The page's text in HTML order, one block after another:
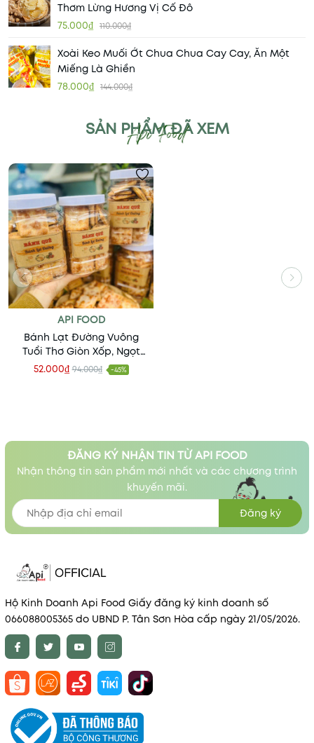
Thơm Lừng Hương Vị Cố Đô
75.000₫ 110.000₫
Xoài Keo Muối Ớt Chua Chua Cay Cay, Ăn Một
Miếng Là Ghiền
78.000₫ 144.000₫
SẢN PHẨM ĐÃ XEM
API FOOD
Bánh Lạt Đường Vuông
Tuổi Thơ Giòn Xốp, Ngọt
Nhẹ Thơm Bơ, Bánh Chay
- Ăn Vặt Api Food
52.000₫ 94.000₫ -45%
ĐĂNG KÝ NHẬN TIN TỪ API FOOD
Nhận thông tin sản phẩm mới nhất và các chương trình
khuyến mãi.
Đăng ký
Hộ Kinh Doanh Api Food Giấy đăng ký kinh doanh số
066088005365 do UBND P. Tân Sơn Hòa cấp ngày 21/05/2026.